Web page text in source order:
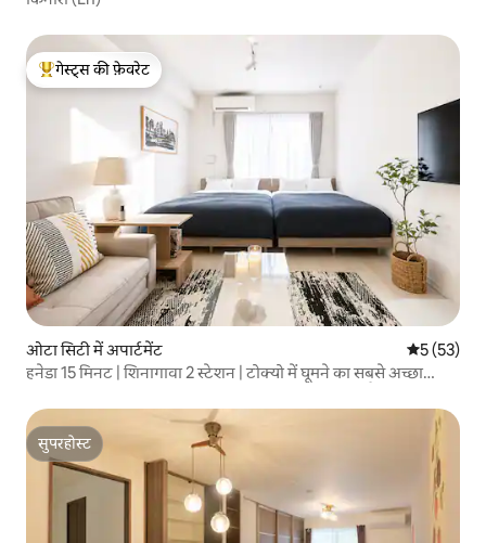
गेस्ट्स का टॉप फ़ेवरेट
गेस्ट्स की फ़ेवरेट
ओटा सिटी में अपार्टमेंट औसत रेटिंग
5 (53)
हनेडा 15 मिनट | शिनागावा 2 स्टेशन | टोक्यो में घूमने का सबसे अच्छा
भीतर
सुपरहोस्ट
सुपरहोस्ट